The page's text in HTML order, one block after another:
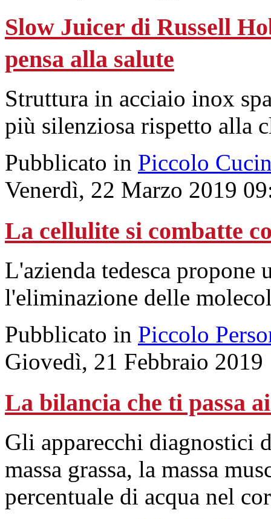
Slow Juicer di Russell
pensa alla salute
Struttura in acciaio inox
più silenziosa rispetto alla
Pubblicato in Piccolo
Venerdì, 22 Marzo 2019
La cellulite si combatte
L'azienda tedesca propone
l'eliminazione delle
Pubblicato in Piccolo
Giovedì, 21 Febbraio 2019
La bilancia che ti passa
Gli apparecchi diagnostici
massa grassa, la massa
percentuale di acqua nel